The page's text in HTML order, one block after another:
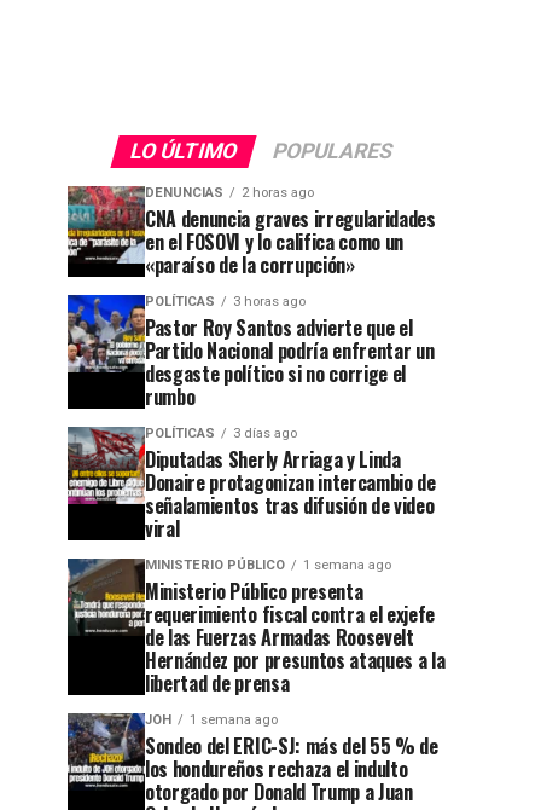
LO ÚLTIMO POPULARES
DENUNCIAS 2 horas ago
CNA denuncia graves irregularidades
en el FOSOVI y lo califica como un
«paraíso de la corrupción»
POLÍTICAS 3 horas ago
Pastor Roy Santos advierte que el
Partido Nacional podría enfrentar un
desgaste político si no corrige el
rumbo
POLÍTICAS 3 días ago
Diputadas Sherly Arriaga y Linda
Donaire protagonizan intercambio de
señalamientos tras difusión de video
viral
MINISTERIO PÚBLICO 1 semana ago
Ministerio Público presenta
requerimiento fiscal contra el exjefe
de las Fuerzas Armadas Roosevelt
Hernández por presuntos ataques a la
libertad de prensa
JOH 1 semana ago
Sondeo del ERIC-SJ: más del 55 % de
los hondureños rechaza el indulto
otorgado por Donald Trump a Juan